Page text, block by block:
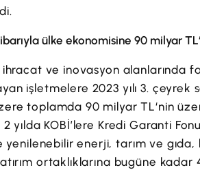
ülke ekonomisine 90 milyar
ve inovasyon alanlarında
işletmelere 2023 yılı 3.
toplamda 90 milyar TL‘nin
2 yılda KOBİ’lere Kredi Garanti
yenilenebilir enerji, tarım ve
ortaklıklarına bugüne kadar